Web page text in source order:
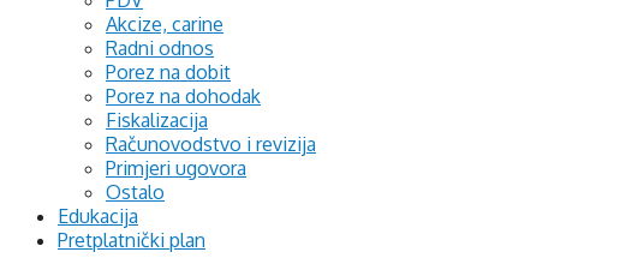
Akcize, carine
Radni odnos
Porez na dobit
Porez na dohodak
Fiskalizacija
Računovodstvo i revizija
Primjeri ugovora
Ostalo
Edukacija
Pretplatnički plan